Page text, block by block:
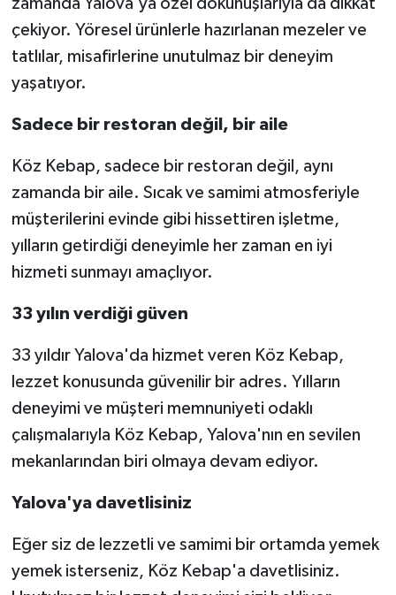
zamanda Yalova'ya özel dokunuşlarıyla da dikkat
çekiyor. Yöresel ürünlerle hazırlanan mezeler ve
tatlılar, misafirlerine unutulmaz bir deneyim
yaşatıyor.
Sadece bir restoran değil, bir aile
Köz Kebap, sadece bir restoran değil, aynı
zamanda bir aile. Sıcak ve samimi atmosferiyle
müşterilerini evinde gibi hissettiren işletme,
yılların getirdiği deneyimle her zaman en iyi
hizmeti sunmayı amaçlıyor.
33 yılın verdiği güven
33 yıldır Yalova'da hizmet veren Köz Kebap,
lezzet konusunda güvenilir bir adres. Yılların
deneyimi ve müşteri memnuniyeti odaklı
çalışmalarıyla Köz Kebap, Yalova'nın en sevilen
mekanlarından biri olmaya devam ediyor.
Yalova'ya davetlisiniz
Eğer siz de lezzetli ve samimi bir ortamda yemek
yemek isterseniz, Köz Kebap'a davetlisiniz.